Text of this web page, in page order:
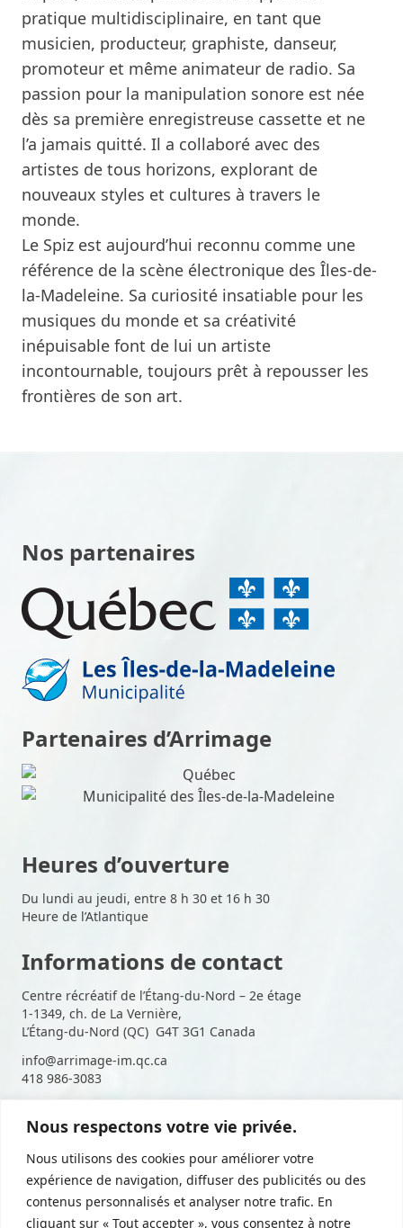
Nous respectons votre vie privée.
Nous utilisons des cookies pour améliorer votre
expérience de navigation, diffuser des publicités ou des
contenus personnalisés et analyser notre trafic. En
cliquant sur « Tout accepter », vous consentez à notre
pratique multidisciplinaire, en tant que
musicien, producteur, graphiste, danseur,
promoteur et même animateur de radio. Sa
passion pour la manipulation sonore est née
dès sa première enregistreuse cassette et ne
l’a jamais quitté. Il a collaboré avec des
artistes de tous horizons, explorant de
nouveaux styles et cultures à travers le
monde.
Le Spiz est aujourd’hui reconnu comme une
référence de la scène électronique des Îles-de-
la-Madeleine. Sa curiosité insatiable pour les
musiques du monde et sa créativité
inépuisable font de lui un artiste
incontournable, toujours prêt à repousser les
frontières de son art.
Nos partenaires
Partenaires d’Arrimage
Heures d’ouverture
Du lundi au jeudi, entre 8 h 30 et 16 h 30
Heure de l’Atlantique
Informations de contact
Centre récréatif de l’Étang-du-Nord – 2e étage
1-1349, ch. de La Vernière,
L’Étang-du-Nord (QC) G4T 3G1 Canada
info@arrimage-im.qc.ca
418 986-3083
Suivez-nous sur les médias
sociaux